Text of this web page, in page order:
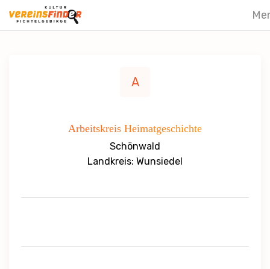
A
Arbeitskreis Heimatgeschichte
Schönwald
Landkreis: Wunsiedel